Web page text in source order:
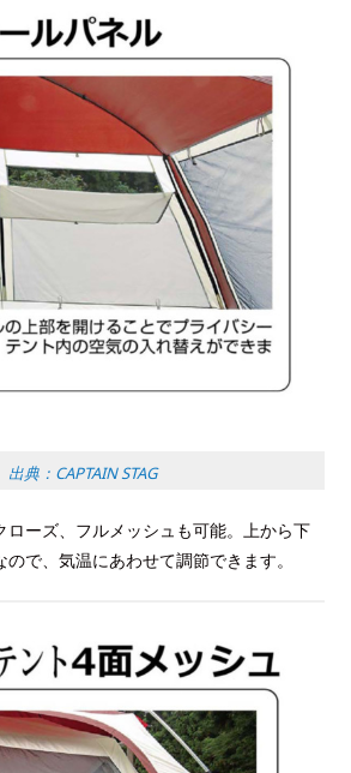
出典：CAPTAIN STAG
ローズ、フルメッシュも可能。上から下
で、気温にあわせて調節できます。